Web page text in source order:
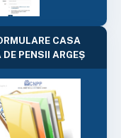
CASA
DE PENSII ARGEȘ